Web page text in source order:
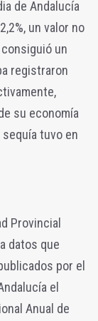
de Andalucía
un valor no
un
registraron
su economía
tuvo en
Provincial
datos que
por el
el
Anual de